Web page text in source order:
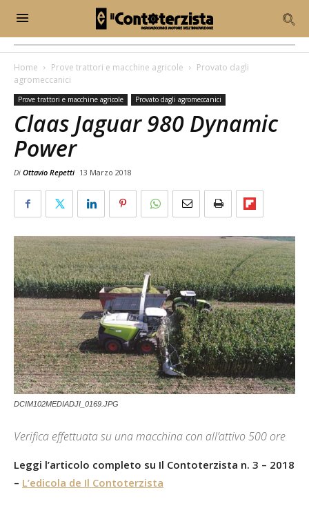
Home Prove trattori e macchine agricole
Provato dagli
agromeccanici
Prove trattori e macchine agricole Provato dagli agromeccanici
Claas Jaguar 980 Dynamic
Power
Di Ottavio Repetti 13 Marzo 2018
DCIM102MEDIADJI_0169.JPG
Verifica effettuata su una macchina con all’attivo 500 ore
Leggi l’articolo completo su Il Contoterzista n. 3 – 2018
– L’edicola de Il Contoterzista